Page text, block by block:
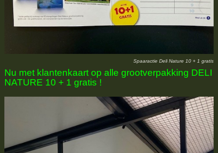
Spaaractie Deli Nature 10 + 1 gratis
Nu met klantenkaart op alle grootverpakking DELI
NATURE 10 + 1 gratis !